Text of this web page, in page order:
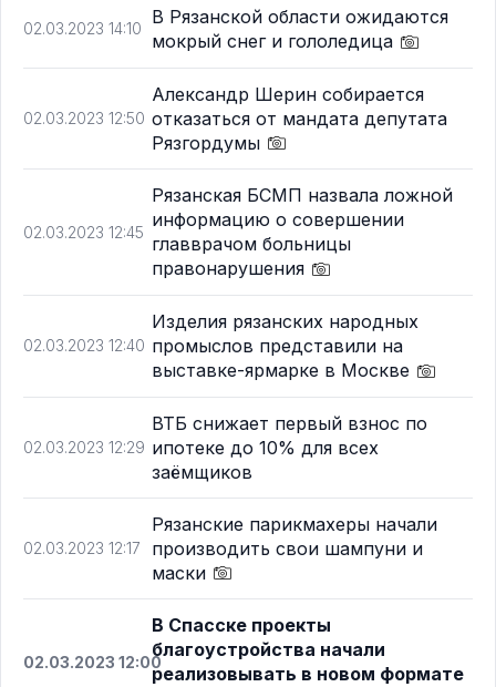
02.03.2023 14:10
В Рязанской области ожидаются
мокрый снег и гололедица
02.03.2023 12:50
Александр Шерин собирается
отказаться от мандата депутата
Рязгордумы
02.03.2023 12:45
Рязанская БСМП назвала ложной
информацию о совершении
главврачом больницы
правонарушения
02.03.2023 12:40
Изделия рязанских народных
промыслов представили на
выставке-ярмарке в Москве
02.03.2023 12:29
ВТБ снижает первый взнос по
ипотеке до 10% для всех
заёмщиков
02.03.2023 12:17
Рязанские парикмахеры начали
производить свои шампуни и
маски
02.03.2023 12:00
В Спасске проекты
благоустройства начали
реализовывать в новом формате